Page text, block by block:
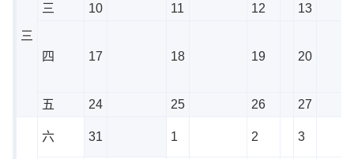
三
三 10 11 12 13
四 17 18 19 20
五 24 25 26 27
六 31 1 2 3